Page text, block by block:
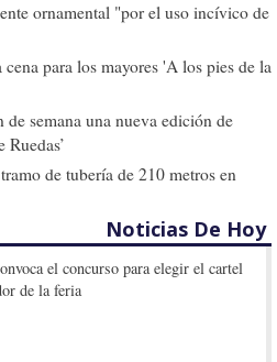
ornamental "por el uso incívico de
para los mayores 'A los pies de la
semana una nueva edición de
Ruedas’
de tubería de 210 metros en
Noticias De Hoy
el concurso para elegir el cartel
de la feria